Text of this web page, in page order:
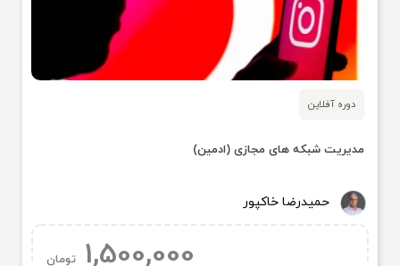
دوره آفلاین
مدیریت شبکه های مجازی (ادمین)
حمیدرضا خاکپور
1,500,000 تومان